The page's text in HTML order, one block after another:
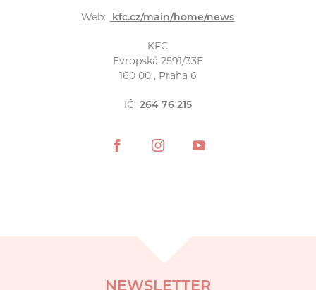
Web: kfc.cz/main/home/news
KFC
Evropská 2591/33E
160 00 , Praha 6
IČ: 264 76 215
NEWSLETTER